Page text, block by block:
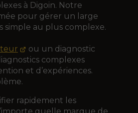
à Digoin. Notre
pour gérer un large
simple au plus complexe.
ou un diagnostic
complexes
et d’expériences.
rapidement les